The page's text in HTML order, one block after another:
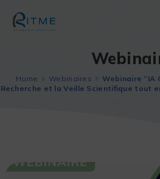
content
Home Webinaires
Webinaire “IA
Recherche et la Veille Scientifique tout